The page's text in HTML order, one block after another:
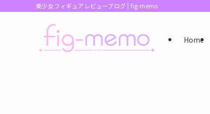
美少女フィギュアレビューブログ | fig-memo
Home